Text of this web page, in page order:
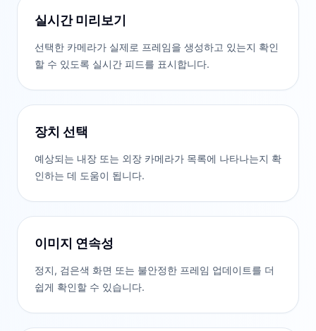
실시간 미리보기
선택한 카메라가 실제로 프레임을 생성하고 있는지 확인
할 수 있도록 실시간 피드를 표시합니다.
장치 선택
예상되는 내장 또는 외장 카메라가 목록에 나타나는지 확
인하는 데 도움이 됩니다.
이미지 연속성
정지, 검은색 화면 또는 불안정한 프레임 업데이트를 더
쉽게 확인할 수 있습니다.